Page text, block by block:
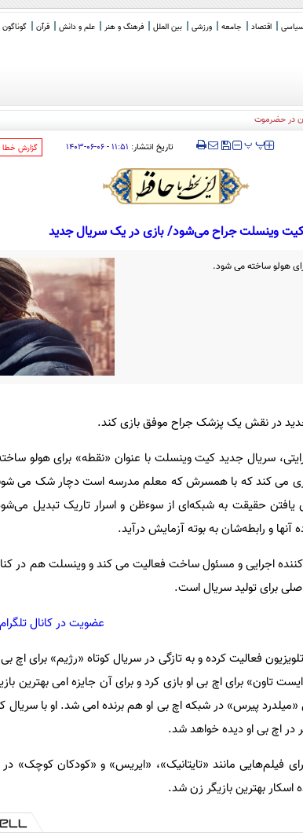
سیاسی اقتصاد جامعه ورزشی بین الملل فرهنگ و هنر علم و دانش قرآن گوناگون
در حضرموت
‍‍‍ پ پ تاریخ انتشار: ۱۱:۵۱ - ۰۶-۰۶-۱۴۰۳ ‌گزارش خطا
کیت وینسلت جراح می‌شود/ بازی در یک سریال جدید
هولو ساخته می شود.
در نقش یک پزشک جراح موفق بازی کند.
سریال جدید کیت وینسلت با عنوان «نقطه» برای هولو
می کند که با همسرش که معلم مدرسه‌ است دچار شک می
حقیقت به شبکه‌ای از سوءظن و اسرار تاریک تبدیل
آنها و رابطه‌شان به بوته آزمایش درآید.
کننده اجرایی و مسئول ساخت فعالیت می کند و وینسلت هم در
عضویت در کانال تلگرام
فعالیت کرده و به تازگی در سریال کوتاه «رژیم» برای
تاون» برای اچ بی او بازی کرد و برای آن جایزه امی بهترین
سال ۲۰۱۱ برای سریال «میلدرد پیرس» در شبکه اچ بی او هم برنده امی شد. او با
اچ بی او دیده خواهد شد.
اسکار بهترین بازیگر زن شد.